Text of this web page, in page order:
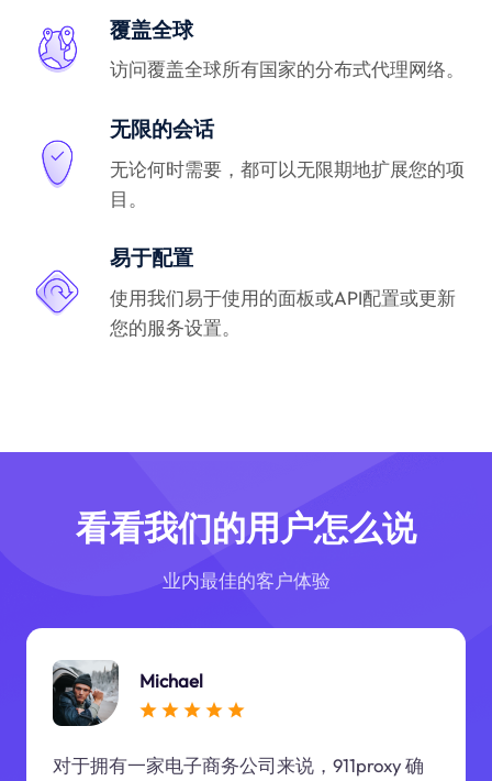
覆盖全球
访问覆盖全球所有国家的分布式代理网络。
无限的会话
无论何时需要，都可以无限期地扩展您的项
目。
易于配置
使用我们易于使用的面板或API配置或更新
您的服务设置。
看看我们的用户怎么说
业内最佳的客户体验
Michael
对于拥有一家电子商务公司来说，911proxy 确